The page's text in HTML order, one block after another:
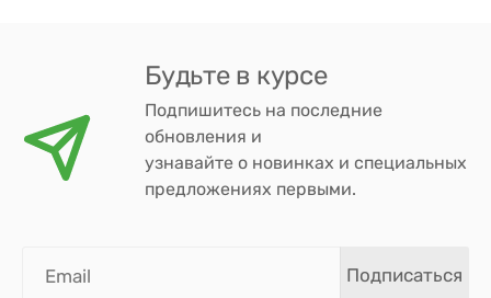
Будьте в курсе
Подпишитесь на последние
обновления и
узнавайте о новинках и специальных
предложениях первыми.
Подписаться